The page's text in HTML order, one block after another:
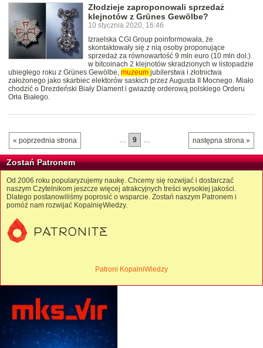
Złodzieje zaproponowali sprzedaż
klejnotów z Grünes Gewölbe?
10 stycznia 2020, 16:46
Izraelska CGI Group poinformowała, że
skontaktowały się z nią osoby proponujące
sprzedaż za równowartość 9 mln euro (10 mln dol.)
w bitcoinach 2 klejnotów skradzionych w listopadzie
ubiegłego roku z Grünes Gewölbe, muzeum jubilerstwa i złotnictwa
założonego jako skarbiec elektorów saskich przez Augusta II Mocnego. Miało
chodzić o Drezdeński Biały Diament i gwiazdę orderową polskiego Orderu
Orła Białego.
« poprzednia strona następna strona »
… 9 …
Zostań Patronem
Od 2006 roku popularyzujemy naukę. Chcemy się rozwijać i dostarczać
naszym Czytelnikom jeszcze więcej atrakcyjnych treści wysokiej jakości.
Dlatego postanowiliśmy poprosić o wsparcie. Zostań naszym Patronem i
pomóż nam rozwijać KopalnięWiedzy.
Patroni KopalniWiedzy